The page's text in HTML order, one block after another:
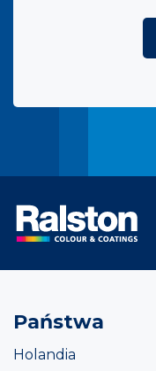
Państwa
Holandia